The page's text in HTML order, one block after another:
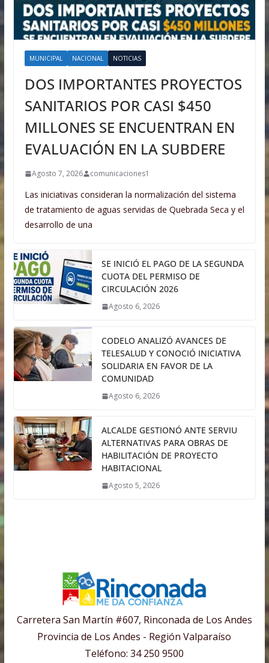
MUNICIPAL NACIONAL NOTICIAS
DOS IMPORTANTES PROYECTOS
SANITARIOS POR CASI $450
MILLONES SE ENCUENTRAN EN
EVALUACIÓN EN LA SUBDERE
Agosto 7, 2026 comunicaciones1
Las iniciativas consideran la normalización del sistema
de tratamiento de aguas servidas de Quebrada Seca y el
desarrollo de una
SE INICIÓ EL PAGO DE LA SEGUNDA
CUOTA DEL PERMISO DE
CIRCULACIÓN 2026
Agosto 6, 2026
CODELO ANALIZÓ AVANCES DE
TELESALUD Y CONOCIÓ INICIATIVA
SOLIDARIA EN FAVOR DE LA
COMUNIDAD
Agosto 6, 2026
ALCALDE GESTIONÓ ANTE SERVIU
ALTERNATIVAS PARA OBRAS DE
HABILITACIÓN DE PROYECTO
HABITACIONAL
Agosto 5, 2026
Carretera San Martín #607, Rinconada de Los Andes
Provincia de Los Andes - Región Valparaíso
Teléfono: 34 250 9500